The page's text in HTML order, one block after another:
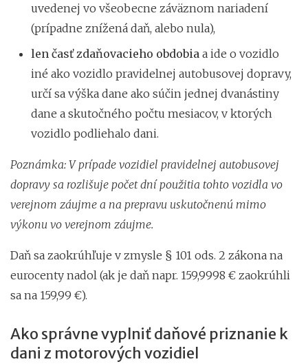
uvedenej vo všeobecne záväznom nariadení
(prípadne znížená daň, alebo nula),
len časť zdaňovacieho obdobia a ide o vozidlo
iné ako vozidlo pravidelnej autobusovej dopravy,
určí sa výška dane ako súčin jednej dvanástiny
dane a skutočného počtu mesiacov, v ktorých
vozidlo podliehalo dani.
Poznámka: V prípade vozidiel pravidelnej autobusovej
dopravy sa rozlišuje počet dní použitia tohto vozidla vo
verejnom záujme a na prepravu uskutočnenú mimo
výkonu vo verejnom záujme.
Daň sa zaokrúhľuje v zmysle § 101 ods. 2 zákona na
eurocenty nadol (ak je daň napr. 159,9998 € zaokrúhli
sa na 159,99 €).
Ako správne vyplniť daňové priznanie k
dani z motorových vozidiel